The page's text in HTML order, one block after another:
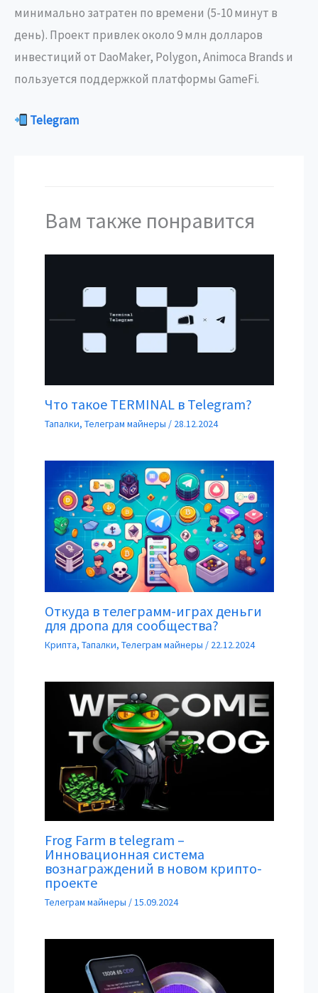
минимально затратен по времени (5-10 минут в
день). Проект привлек около 9 млн долларов
инвестиций от DaoMaker, Polygon, Animoca Brands и
пользуется поддержкой платформы GameFi.
Telegram
Вам также понравится
Что такое TERMINAL в Telegram?
Тапалки, Телеграм майнеры / 28.12.2024
Откуда в телеграмм-играх деньги
для дропа для сообщества?
Крипта, Тапалки, Телеграм майнеры / 22.12.2024
Frog Farm в telegram –
Инновационная система
вознаграждений в новом крипто-
проекте
Телеграм майнеры /15.09.2024